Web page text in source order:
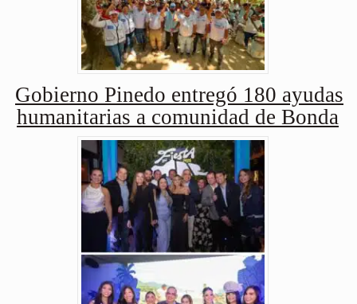
Gobierno Pinedo entregó 180 ayudas
humanitarias a comunidad de Bonda